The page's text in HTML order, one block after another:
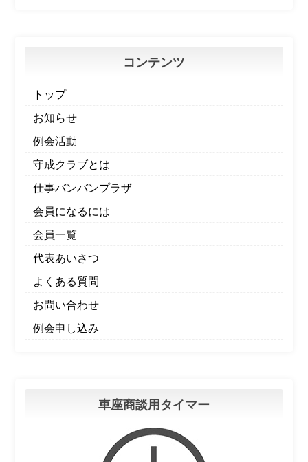
コンテンツ
トップ
お知らせ
例会活動
守成クラブとは
仕事バンバンプラザ
会員になるには
会員一覧
代表あいさつ
よくある質問
お問い合わせ
例会申し込み
車座商談用タイマー